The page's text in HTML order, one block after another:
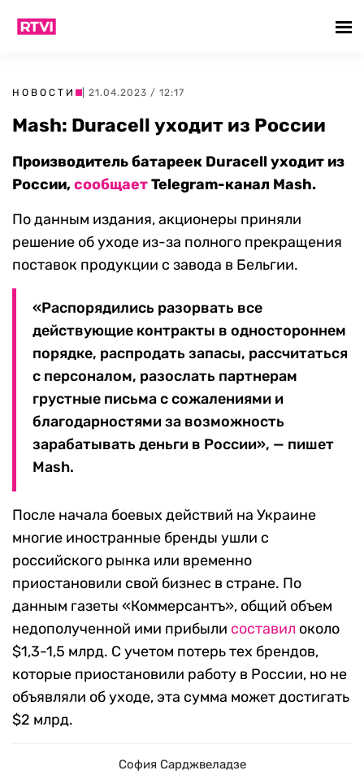
НОВОСТИ | 21.04.2023 / 12:17
Mash: Duracell уходит из России
Производитель батареек Duracell уходит из
России,сообщаетTelegram-канал Mash.
По данным издания, акционеры приняли
решение об уходе из-за полного прекращения
поставок продукции с завода в Бельгии.
«Распорядились разорвать все
действующие контракты в одностороннем
порядке, распродать запасы, рассчитаться
с персоналом, разослать партнерам
грустные письма с сожалениями и
благодарностями за возможность
зарабатывать деньги в России», — пишет
Mash.
После начала боевых действий на Украине
многие иностранные бренды ушли с
российского рынка или временно
приостановили свой бизнес в стране. По
данным газеты «Коммерсантъ», общий объем
недополученной ими прибыли составил около
$1,3-1,5 млрд. С учетом потерь тех брендов,
которые приостановили работу в России, но не
объявляли об уходе, эта сумма может достигать
$2 млрд.
София Сарджвеладзе